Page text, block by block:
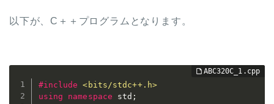
以下が、C＋＋プログラムとなります。
#include
<bits/stdc++.h>
using
namespace std ;